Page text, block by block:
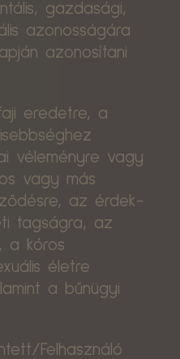
gazdasági,
azonosságára
azonosítani
eredetre, a
véleményre vagy
vagy más
az érdek-
tagságra, az
a kóros
életre
a bűnügyi
Felhasználó